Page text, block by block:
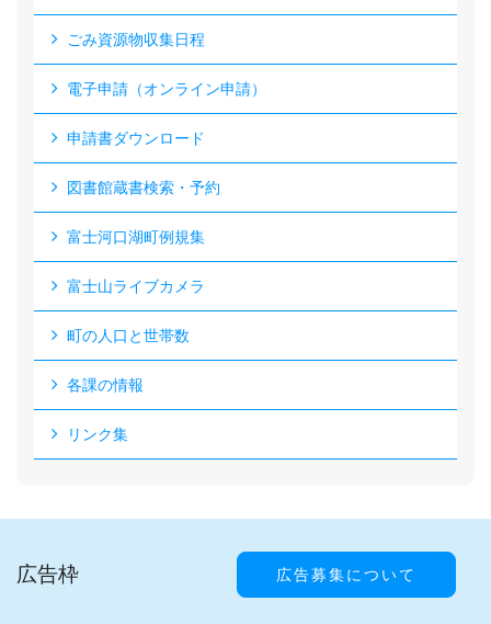
ごみ資源物収集日程
電子申請（オンライン申請）
申請書ダウンロード
図書館蔵書検索・予約
富士河口湖町例規集
富士山ライブカメラ
町の人口と世帯数
各課の情報
リンク集
広告枠 広告募集について